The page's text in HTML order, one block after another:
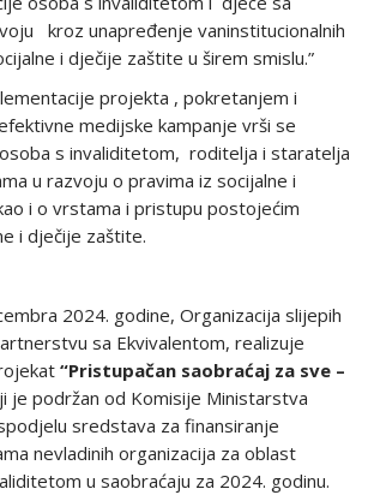
kroz unapređenje vaninstitucionalnih
i dječije zaštite u širem smislu.”
projekta , pokretanjem i
medijske kampanje vrši se
s invaliditetom, roditelja i staratelja
u razvoju o pravima iz socijalne i
i o vrstama i pristupu postojećim
i dječije zaštite.
2024. godine, Organizacija slijepih
sa Ekvivalentom, realizuje
“Pristupačan saobraćaj za sve –
je podržan od Komisije Ministarstva
sredstava za finansiranje
nevladinih organizacija za oblast
u saobraćaju za 2024. godinu.